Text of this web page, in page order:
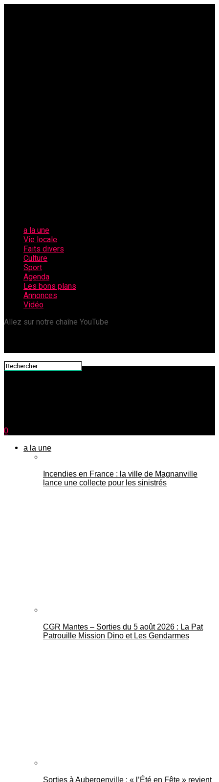
a la une
Vie locale
Faits divers
Culture
Sport
Agenda
Les bons plans
Annonces
Vidéo
Allez sur notre chaîne YouTube
0
a la une
Incendies en France : la ville de Magnanville
lance une collecte pour les sinistrés
CGR Mantes – Sorties du 5 août 2026 : La Pat
Patrouille Mission Dino et Les Gendarmes
Sorties à Aubergenville : « l’Été en Fête » revient